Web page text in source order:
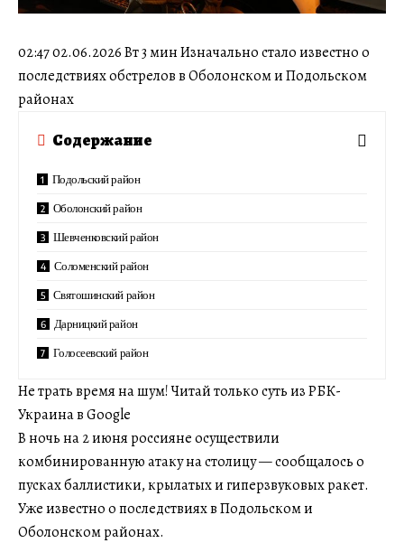
02:47 02.06.2026 Вт 3 мин Изначально стало известно о
последствиях обстрелов в Оболонском и Подольском
районах
Содержание
Подольский район
Оболонский район
Шевченковский район
Соломенский район
Святошинский район
Дарницкий район
Голосеевский район
Не трать время на шум! Читай только суть из РБК-
Украина в Google
В ночь на 2 июня россияне осуществили
комбинированную атаку на столицу — сообщалось о
пусках баллистики, крылатых и гиперзвуковых ракет.
Уже известно о последствиях в Подольском и
Оболонском районах.